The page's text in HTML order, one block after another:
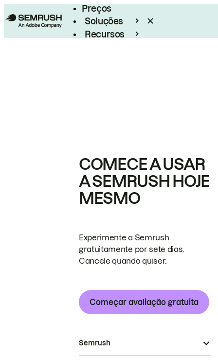
Preços
Soluções
Recursos
COMECE A USAR
A SEMRUSH HOJE
MESMO
Experimente a Semrush
gratuitamente por sete dias.
Cancele quando quiser.
Começar avaliação gratuita
Semrush